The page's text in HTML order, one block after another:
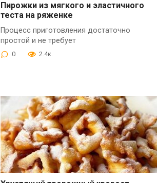
Пирожки из мягкого и эластичного
теста на ряженке
Процесс приготовления достаточно
простой и не требует
0 2.4к.